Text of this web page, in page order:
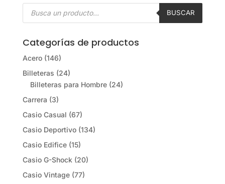
Búsqueda
BUSCAR
Categorías de productos
Acero (146)
Billeteras (24)
Billeteras para Hombre (24)
Carrera (3)
Casio Casual (67)
Casio Deportivo (134)
Casio Edifice (15)
Casio G-Shock (20)
Casio Vintage (77)